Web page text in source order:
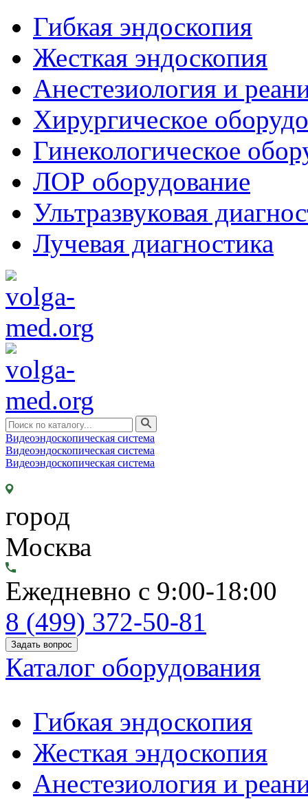
Гибкая эндоскопия
Жесткая эндоскопия
Анестезиология и
Хирургическое
Гинекологическое
ЛОР оборудование
Ультразвуковая
Лучевая диагностика
Видеоэндоскопическая система
Видеоэндоскопическая система
Видеоэндоскопическая система
город
Москва
Ежедневно с 9:00-18:00
8 (499) 372-50-81
Задать вопрос
Каталог оборудования
Гибкая эндоскопия
Жесткая эндоскопия
Анестезиология и